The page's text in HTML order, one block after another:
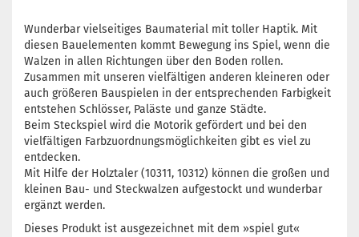
Wunderbar vielseitiges Baumaterial mit toller Haptik. Mit
diesen Bauelementen kommt Bewegung ins Spiel, wenn die
Walzen in allen Richtungen über den Boden rollen.
Zusammen mit unseren vielfältigen anderen kleineren oder
auch größeren Bauspielen in der entsprechenden Farbigkeit
entstehen Schlösser, Paläste und ganze Städte.
Beim Steckspiel wird die Motorik gefördert und bei den
vielfältigen Farbzuordnungsmöglichkeiten gibt es viel zu
entdecken.
Mit Hilfe der Holztaler (10311, 10312) können die großen und
kleinen Bau- und Steckwalzen aufgestockt und wunderbar
ergänzt werden.
Dieses Produkt ist ausgezeichnet mit dem »spiel gut«